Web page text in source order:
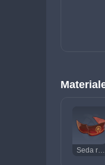
Seda roja bordada